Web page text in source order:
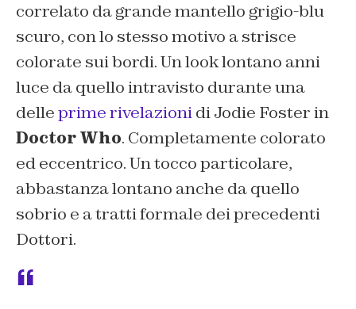
correlato da grande mantello grigio-blu
scuro, con lo stesso motivo a strisce
colorate sui bordi. Un look lontano anni
luce da quello intravisto durante una
delleprime rivelazionidi Jodie Foster in
Doctor Who. Completamente colorato
ed eccentrico. Un tocco particolare,
abbastanza lontano anche da quello
sobrio e a tratti formale dei precedenti
Dottori.